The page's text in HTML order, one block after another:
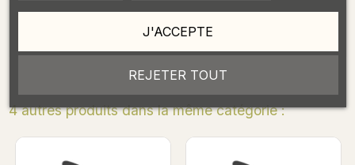
4 autres produits dans la même catégorie :
REJETER TOUT
J'ACCEPTE